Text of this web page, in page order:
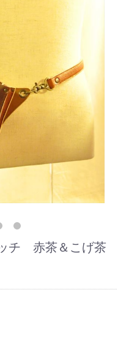
チ 赤茶＆こげ茶